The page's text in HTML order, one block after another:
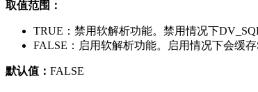
取值范围：
TRUE：禁用软解析功能。禁用情况下
FALSE：启用软解析功能。启用情况下会缓
默认值： FALSE